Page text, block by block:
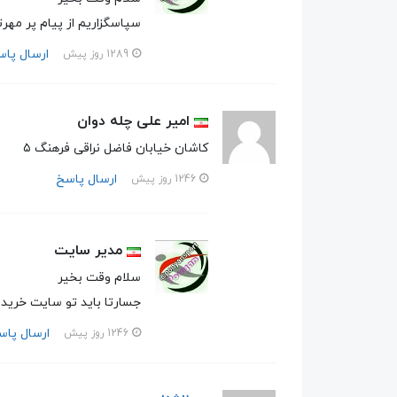
سپاسگزاریم از پیام پر
ارسال
امیر علی چله دوان
کاشان‌ خیابان فاضل نراقی فرهنگ ۵
ارسال پاسخ
مدیر سایت
سلام وقت بخیر
جسارتا باید تو سایت خرید
ارسال